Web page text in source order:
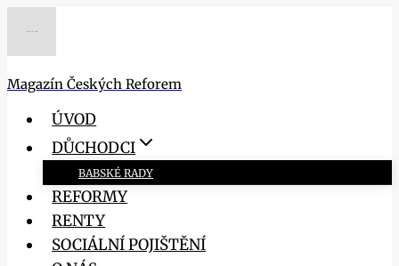
Magazín Českých Reforem
ÚVOD
DŮCHODCI
BABSKÉ RADY
REFORMY
RENTY
SOCIÁLNÍ POJIŠTĚNÍ